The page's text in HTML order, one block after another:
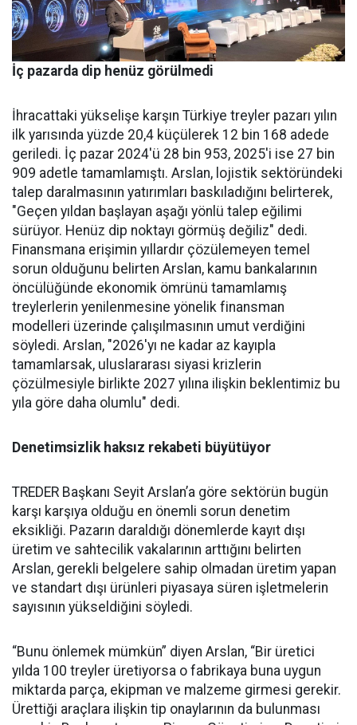
İç pazarda dip henüz görülmedi
İhracattaki yükselişe karşın Türkiye treyler pazarı yılın
ilk yarısında yüzde 20,4 küçülerek 12 bin 168 adede
geriledi. İç pa­zar 2024'ü 28 bin 953, 2025'i ise 27 bin
909 adetle tamamlamış­tı. Arslan, lojistik sektöründeki
talep daralmasının yatırımları baskıladığını belirterek,
"Geçen yıldan başlayan aşağı yönlü talep eğilimi
sürüyor. Henüz dip nok­tayı görmüş değiliz" dedi.
Finans­mana erişimin yıllardır çözüle­meyen temel
sorun olduğunu be­lirten Arslan, kamu bankalarının
öncülüğünde ekonomik ömrü­nü tamamlamış
treylerlerin ye­nilenmesine yönelik finansman
modelleri üzerinde çalışılması­nın umut verdiğini
söyledi. Ars­lan, "2026'yı ne kadar az kayıpla
tamamlarsak, uluslararası siya­si krizlerin
çözülmesiyle birlik­te 2027 yılına ilişkin beklentimiz bu
yıla göre daha olumlu" dedi.
Denetimsizlik haksız rekabeti büyütüyor
TREDER Başkanı Seyit Arslan’a göre sektörün bugün
karşı karşıya olduğu en önemli sorun denetim
eksikliği. Pazarın daraldığı dönemlerde kayıt dışı
üretim ve sahtecilik vakalarının arttığını belirten
Arslan, gerekli belgelere sahip olmadan üretim yapan
ve standart dışı ürünleri piyasaya süren işletmelerin
sayısının yükseldiğini söyledi.
“Bunu önlemek mümkün” diyen Arslan, “Bir üretici
yılda 100 treyler üretiyorsa o fabrikaya buna uygun
miktarda parça, ekipman ve malzeme girmesi gerekir.
Ürettiği araçlara ilişkin tip onaylarının da bulunması